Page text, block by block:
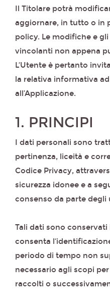
Il Titolare potrà
aggiornare, in tutto o in
policy. Le modifiche e
vincolanti non appena
L‘Utente è pertanto
la relativa informativa
all’Applicazione.
1. PRINCIPI
I dati personali sono
pertinenza, liceità e
Codice Privacy,
sicurezza idonee e a
consenso da parte
Tali dati sono
consenta
periodo di tempo non
necessario agli scopi
raccolti o